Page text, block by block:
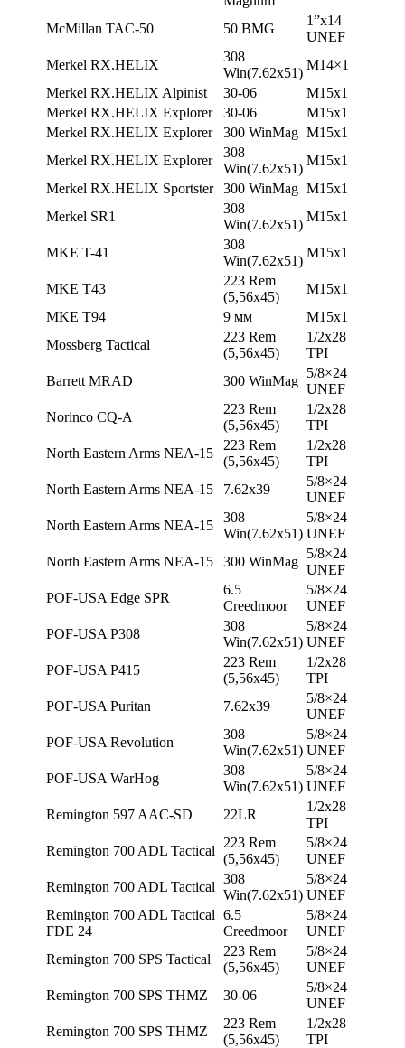
McMillan TAC-50
50 BMG
1”x14
UNEF
Merkel RX.HELIX
308
Win(7.62х51)
М14×1
Merkel RX.HELIX Alpinist
30-06
М15х1
Merkel RX.HELIX Explorer
30-06
М15х1
Merkel RX.HELIX Explorer
300 WinMag М15х1
Merkel RX.HELIX Explorer
308
Win(7.62х51)
М15х1
Merkel RX.HELIX Sportster
300 WinMag М15х1
Merkel SR1
308
Win(7.62х51)
М15х1
MKE T-41
308
Win(7.62х51)
М15х1
MKE T43
223 Rem
(5,56х45)
М15х1
MKE T94
9 мм
М15х1
Mossberg Tactical
223 Rem
(5,56х45)
1/2х28
TPI
Barrett MRAD
300 WinMag
5/8×24
UNEF
Norinco CQ-A
223 Rem
(5,56х45)
1/2х28
TPI
North Eastern Arms NEA-15
223 Rem
(5,56х45)
1/2х28
TPI
North Eastern Arms NEA-15
7.62х39
5/8×24
UNEF
North Eastern Arms NEA-15
308
Win(7.62х51)
5/8×24
UNEF
North Eastern Arms NEA-15
300 WinMag
5/8×24
UNEF
POF-USA Edge SPR
6.5
Creedmoor
5/8×24
UNEF
POF-USA P308
308
Win(7.62х51)
5/8×24
UNEF
POF-USA P415
223 Rem
(5,56х45)
1/2х28
TPI
POF-USA Puritan
7.62х39
5/8×24
UNEF
POF-USA Revolution
308
Win(7.62х51)
5/8×24
UNEF
POF-USA WarHog
308
Win(7.62х51)
5/8×24
UNEF
Remington 597 AAC-SD
22LR
1/2х28
TPI
Remington 700 ADL Tactical
223 Rem
(5,56х45)
5/8×24
UNEF
Remington 700 ADL Tactical
308
Win(7.62х51)
5/8×24
UNEF
Remington 700 ADL Tactical
FDE 24
6.5
Creedmoor
5/8×24
UNEF
Remington 700 SPS Tactical
223 Rem
(5,56х45)
5/8×24
UNEF
Remington 700 SPS THMZ
30-06
5/8×24
UNEF
Remington 700 SPS THMZ
223 Rem
(5,56х45)
1/2х28
TPI